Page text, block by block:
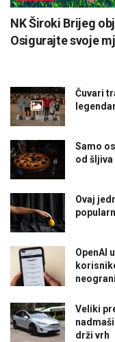
NK Široki Brijeg
Osigurajte svoje
Čuvari
Samo
od
Ovaj
OpenAI
Veliki
drži vrh